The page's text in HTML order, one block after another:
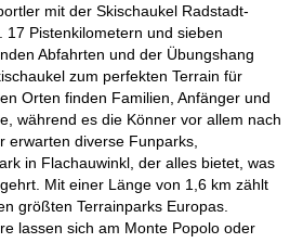
mit der Skischaukel Radstadt-
Pistenkilometern und sieben
Abfahrten und der Übungshang
zum perfekten Terrain für
Orten finden Familien, Anfänger und
während es die Könner vor allem nach
erwarten diverse Funparks,
in Flachauwinkl, der alles bietet, was
Mit einer Länge von 1,6 km zählt
größten Terrainparks Europas.
lassen sich am Monte Popolo oder